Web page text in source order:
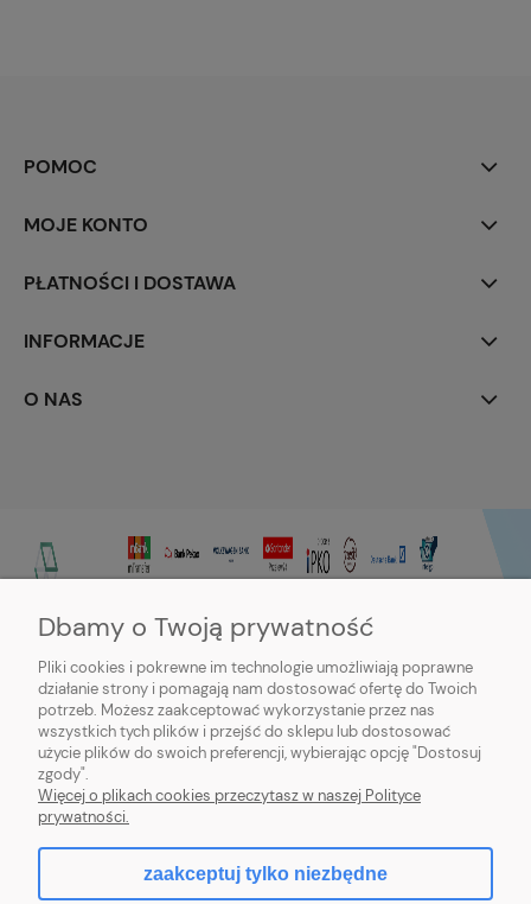
POMOC
MOJE KONTO
PŁATNOŚCI I DOSTAWA
INFORMACJE
O NAS
Sklep internetowy Purmo-online | ul. Dworcowa 20c, 89-600 Chojnice |
sklep@northbud.pl|600 688 174| NIP: 5611453503 | REGON: 093113714
Dbamy o Twoją prywatność
Pliki cookies i pokrewne im technologie umożliwiają poprawne
działanie strony i pomagają nam dostosować ofertę do Twoich
potrzeb. Możesz zaakceptować wykorzystanie przez nas
wszystkich tych plików i przejść do sklepu lub dostosować
użycie plików do swoich preferencji, wybierając opcję "Dostosuj
zgody".
Więcej o plikach cookies przeczytasz w naszej Polityce
prywatności.
zaakceptuj tylko niezbędne